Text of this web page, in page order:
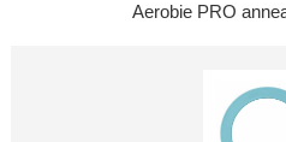
Aerobie PRO